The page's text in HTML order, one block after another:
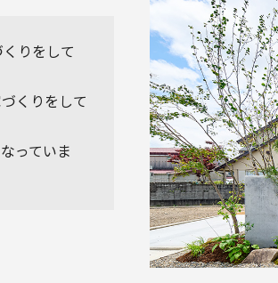
りをして
くりをして
っていま